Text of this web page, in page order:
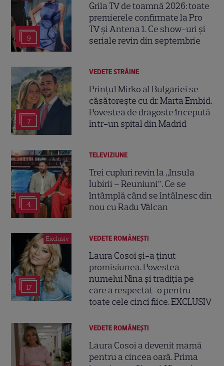
9
Grila TV de toamnă 2026: toate
premierele confirmate la Pro
TV și Antena 1. Ce show-uri și
seriale revin din septembrie
7
VEDETE STRĂINE
Prințul Mirko al Bulgariei se
căsătorește cu dr. Marta Embid.
Povestea de dragoste începută
într-un spital din Madrid
4
TELEVIZIUNE
Trei cupluri revin la „Insula
Iubirii – Reuniuni”. Ce se
întâmplă când se întâlnesc din
nou cu Radu Vâlcan
Exclusiv
17
VEDETE ROMÂNEŞTI
Laura Cosoi și-a ținut
promisiunea. Povestea
numelui Nina și tradiția pe
care a respectat-o pentru
toate cele cinci fiice. EXCLUSIV
VEDETE ROMÂNEŞTI
Laura Cosoi a devenit mamă
pentru a cincea oară. Prima